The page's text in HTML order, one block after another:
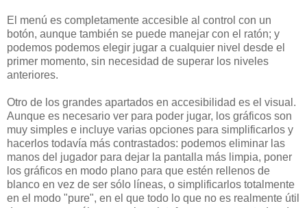
El menú es completamente accesible al control con un
botón, aunque también se puede manejar con el ratón; y
podemos podemos elegir jugar a cualquier nivel desde el
primer momento, sin necesidad de superar los niveles
anteriores.
Otro de los grandes apartados en accesibilidad es el visual.
Aunque es necesario ver para poder jugar, los gráficos son
muy simples e incluye varias opciones para simplificarlos y
hacerlos todavía más contrastados: podemos eliminar las
manos del jugador para dejar la pantalla más limpia, poner
los gráficos en modo plano para que estén rellenos de
blanco en vez de ser sólo líneas, o simplificarlos totalmente
en el modo "pure", en el que todo lo que no es realmente útil